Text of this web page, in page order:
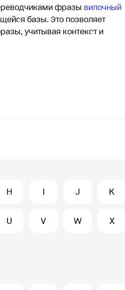
фразы вилочный
базы. Это позволяет
учитывая контекст и
H I J K
U V W X